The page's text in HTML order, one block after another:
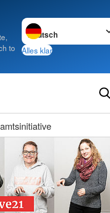
to
Sprache wechseln zu
Alles klar